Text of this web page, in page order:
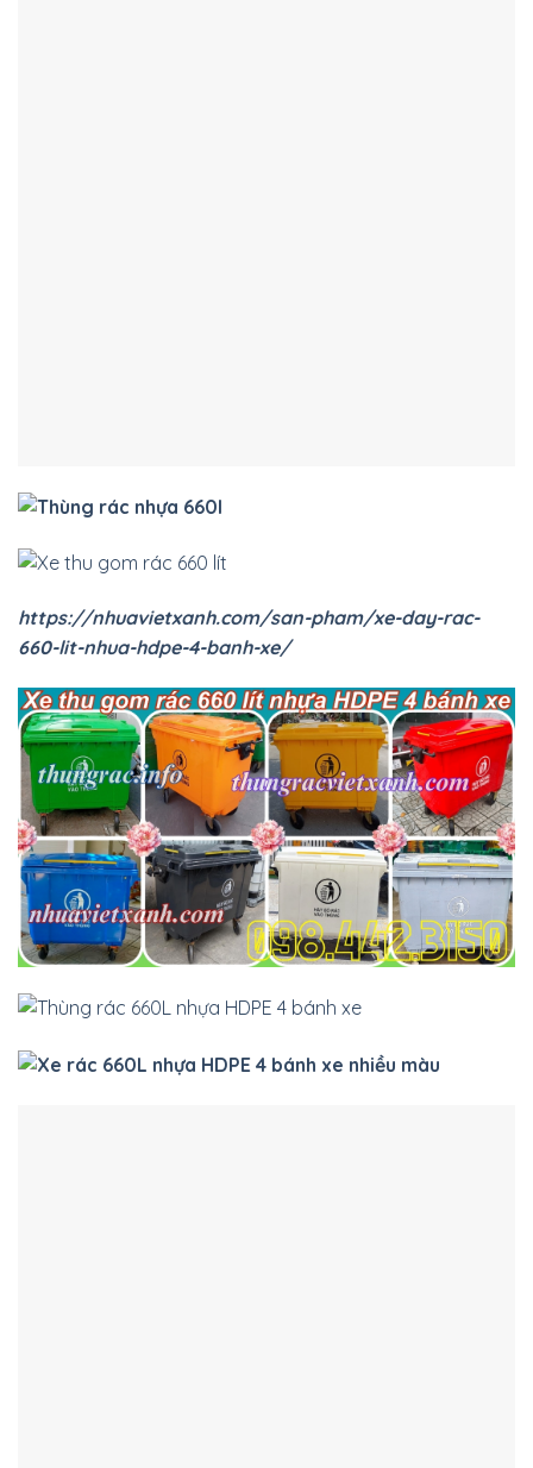
https://www.thungrac.info/2025/04/xe-thu-gom-rac-
660-lit-nhua-hdpe-4-banh-xe.html
*. Đặc điểm nổi bật của thùng rác nhựa 660 lít–xe rác
660 lít nhựa HDPE
Thùng rác 660 lít–thùng rác nhựa 660 lít–xe rác 660
lít–xe gom rác 660 lít–xe đẩy rác 660 lít có những
đặc điểm nổi bật như sau:
– Dung tích lớn 660 lít – phù hợp với nhu cầu sử dụng
tại những nơi có lượng rác thải lớn mỗi ngày.
– Chất liệu nhựa HDPE nguyên sinh – chịu lực tốt,